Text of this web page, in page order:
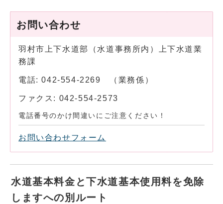
お問い合わせ
羽村市上下水道部（水道事務所内）上下水道業
務課
電話: 042-554-2269 （業務係）
ファクス: 042-554-2573
電話番号のかけ間違いにご注意ください！
お問い合わせフォーム
水道基本料金と下水道基本使用料を免除
しますへの別ルート